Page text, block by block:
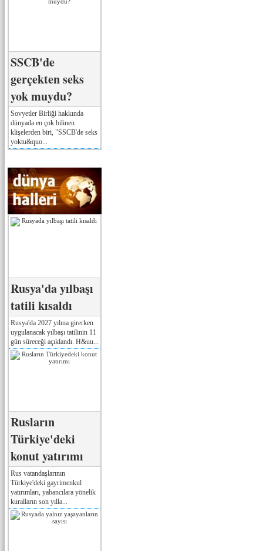
SSCB'de
gerçekten seks
yok muydu?
Sovyetler Birliği hakkında
dünyada en çok bilinen
klişelerden biri, "SSCB'de seks
yoktu&quo...
Rusya'da yılbaşı
tatili kısaldı
Rusya'da 2027 yılına girerken
uygulanacak yılbaşı tatilinin 11
gün süreceği açıklandı. H&uu...
Rusların
Türkiye'deki
konut yatırımı
Rus vatandaşlarının
Türkiye'deki gayrimenkul
yatırımları, yabancılara yönelik
kuralların son yılla...